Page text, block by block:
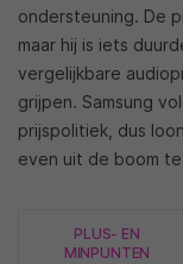
ondersteuning. De
maar hij is iets
vergelijkbare
grijpen. Samsung
prijspolitiek, dus
even uit de boom te
PLUS- EN
MINPUNTEN